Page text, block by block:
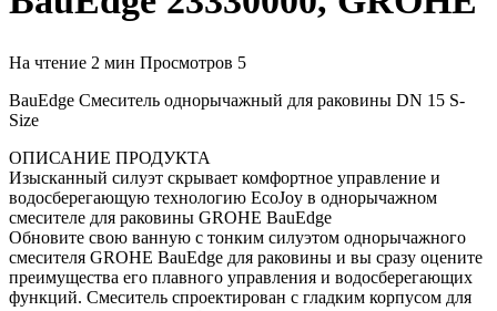
На чтение 2 мин Просмотров 5
BauEdge Смеситель однорычажный для раковины DN 15 S-
Size
ОПИСАНИЕ ПРОДУКТА
Изысканный силуэт скрывает комфортное управление и
водосберегающую технологию EcoJoy в однорычажном
смесителе для раковины GROHE BauEdge
Обновите свою ванную с тонким силуэтом однорычажного
смесителя GROHE BauEdge для раковины и вы сразу оцените
преимущества его плавного управления и водосберегающих
функций. Смеситель спроектирован с гладким корпусом для